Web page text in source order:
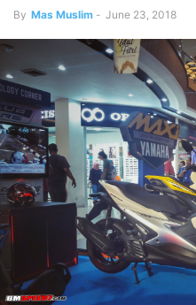
By Mas Muslim - June 23, 2018